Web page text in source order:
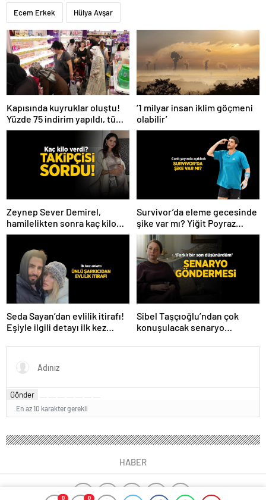
0 0
Ecem Erkek Hülya Avşar
Kapısında kuyruklar oluştu!
Yüzde 75 indirim yapıldı, tüm
ürünler kapış kapış gitti
‘1 milyar insan iklim göçmeni
olabilir’
Zeynep Sever Demirel,
hamilelikten sonra kaç kilo
verdiğini açıkladı! ‘Yaza kadar
Survivor’da eleme gecesinde
şike var mı? Yiğit Poyraz
düelloda Volkan’la
yaşananları ilk kez anlattı!
Seda Sayan’dan evlilik itirafı!
Eşiyle ilgili detayı ilk kez
Sibel Taşçıoğlu’ndan çok
konuşulacak senaryo
düşünürdüm’
Gönder
En az 10 karakter gerekli
HABER